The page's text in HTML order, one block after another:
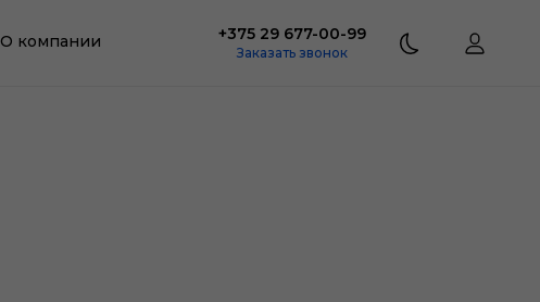
О компании +375 29 677-00-99
Заказать звонок